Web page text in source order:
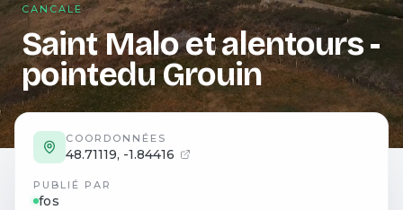
CANCALE
Saint Malo et alentours -
pointedu Grouin
COORDONNÉES
48.71119, -1.84416
PUBLIÉ PAR
fos